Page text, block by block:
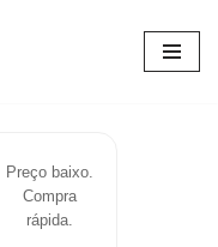
Preço baixo.
Compra
rápida.